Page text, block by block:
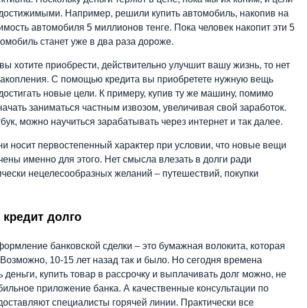
Например, решили купить автомобиль, накопив на
автомобиля 5 миллионов тенге. Пока человек накопит эти 5
станет уже в два раза дороже.
хотите приобрести, действительно улучшит вашу жизнь, то нет
С помощью кредита вы приобретете нужную вещь
новые цели. К примеру, купив ту же машину, помимо
заниматься частным извозом, увеличивая свой заработок.
можно научиться зарабатывать через интернет и так далее.
носит первостепенный характер при условии, что новые вещи
именно для этого. Нет смысла влезать в долги ради
нецелесообразных желаний – путешествий, покупки
долго
банковской сделки – это бумажная волокита, которая
10-15 лет назад так и было. Но сегодня времена
купить товар в рассрочку и выплачивать долг можно, не
приложение банка. А качественные консультации по
специалисты горячей линии. Практически все